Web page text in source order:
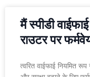
मैं स्पीडी
राउटर पर
त्वरित वाईफाई नियमित